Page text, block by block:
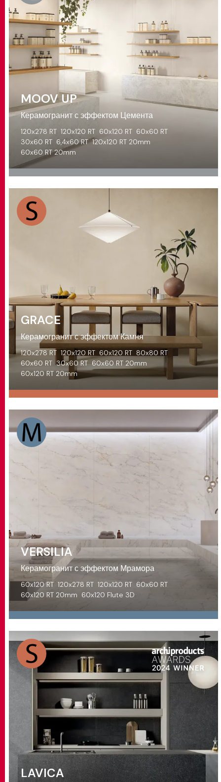
MOOV UP
Керамогранит с эффектом Цемента
120x278 RT 120x120 RT 60x120 RT 60x60 RT
30x60 RT 6,4x60 RT 120x120 RT 20mm
60x60 RT 20mm
GRACE
Керамогранит с эффектом Камня
120x278 RT 120x120 RT 60x120 RT 80x80 RT
60x60 RT 30x60 RT 60x60 RT 20mm
60x120 RT 20mm
VERSILIA
Керамогранит с эффектом Мрамора
60x120 RT 120x278 RT 120x120 RT 60x60 RT
60x120 RT 20mm 60x120 Flute 3D
LAVICA